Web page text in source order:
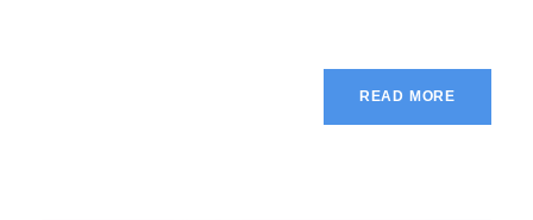
READ MORE